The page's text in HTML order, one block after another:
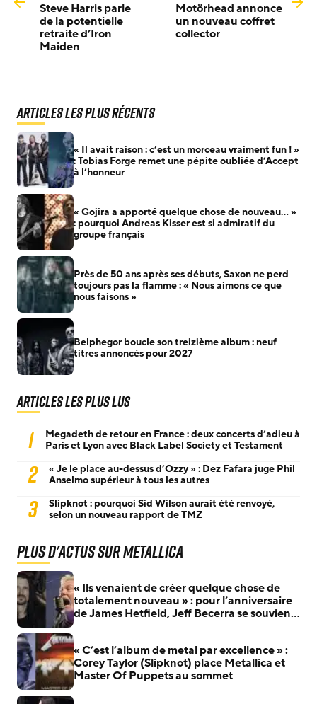
Steve Harris parle
de la potentielle
retraite d’Iron
Maiden
Motörhead annonce
un nouveau coffret
collector
Articles les plus récents
« Il avait raison : c’est un morceau vraiment fun ! »
: Tobias Forge remet une pépite oubliée d’Accept
à l’honneur
« Gojira a apporté quelque chose de nouveau… »
: pourquoi Andreas Kisser est si admiratif du
groupe français
Près de 50 ans après ses débuts, Saxon ne perd
toujours pas la flamme : « Nous aimons ce que
nous faisons »
Belphegor boucle son treizième album : neuf
titres annoncés pour 2027
Articles les plus lus
1
Megadeth de retour en France : deux concerts d’adieu à
Paris et Lyon avec Black Label Society et Testament
2
« Je le place au-dessus d’Ozzy » : Dez Fafara juge Phil
Anselmo supérieur à tous les autres
3
Slipknot : pourquoi Sid Wilson aurait été renvoyé,
selon un nouveau rapport de TMZ
Plus d'actus sur Metallica
« Ils venaient de créer quelque chose de
totalement nouveau » : pour l’anniversaire
de James Hetfield, Jeff Becerra se souvient
« C’est l’album de metal par excellence » :
Corey Taylor (Slipknot) place Metallica et
Master Of Puppets au sommet